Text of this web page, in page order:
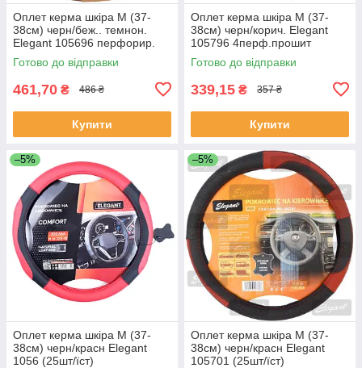
Оплет керма шкіра М (37-
38см) черн/беж.. темнон.
Elegant 105696 перфорир.
Готово до відправки
461,70 ₴ 486 ₴
Купити
Оплет керма шкіра М (37-
38см) черн/корич. Elegant
105796 4перф.прошит
коричневою (30шт/священ)
Готово до відправки
339,15 ₴ 357 ₴
Купити
–5%
Оплет керма шкіра М (37-
38см) черн/красн Elegant
1056 (25шт/їст)
–5%
Оплет керма шкіра М (37-
38см) черн/красн Elegant
105701 (25шт/їст)